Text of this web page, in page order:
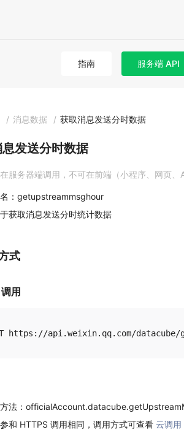
指南 服务端 API
/ 消息数据 / 获取消息发送分时数据
发送分时数据
服务器端调用，不可在前端（小程序、网页
：getupstreammsghour
获取消息发送分时统计数据
式
用
法：
和 HTTPS 调用相同，调用方式可查看 云调用